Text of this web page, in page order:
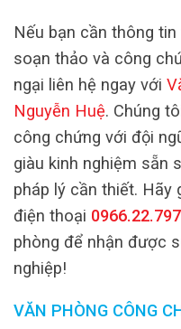
Nếu bạn cần thông
soạn thảo và công
ngại liên hệ ngay với
Nguyễn Huệ. Chúng
công chứng với đội
giàu kinh nghiệm sẵn
pháp lý cần thiết. Hãy
điện thoại
phòng để nhận được
nghiệp!
VĂN PHÒNG CÔNG